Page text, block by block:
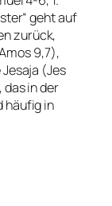
geht auf
zurück,
9,7),
Jesaja (Jes
das in der
häufig in